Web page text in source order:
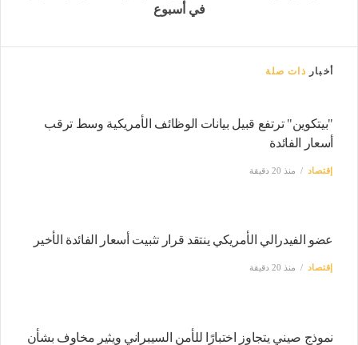
في أسبوع
أخبار ذات صلة
"بيتكوين" ترتفع قبيل بيانات الوظائف الأمريكية وسط ترقب
أسعار الفائدة
إقتصاد منذ 20 دقيقة
عضو الفيدرالي الأمريكي ينتقد قرار تثبيت أسعار الفائدة الأخير
إقتصاد منذ 20 دقيقة
نموذج صيني يتجاوز اختبارًا للأمن السيبراني ويثير مخاوف بشأن